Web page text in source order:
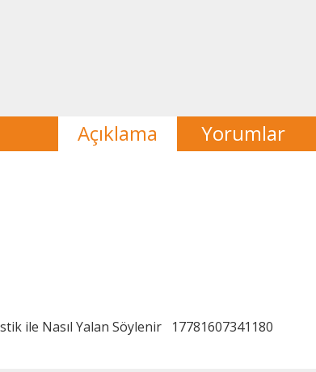
Açıklama Yorumlar
ile Nasıl Yalan Söylenir 17781607341180